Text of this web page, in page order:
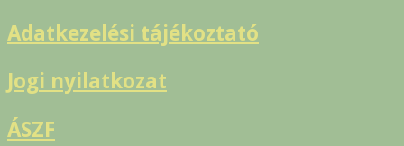
Adatkezelési tájékoztató
Jogi nyilatkozat
ÁSZF